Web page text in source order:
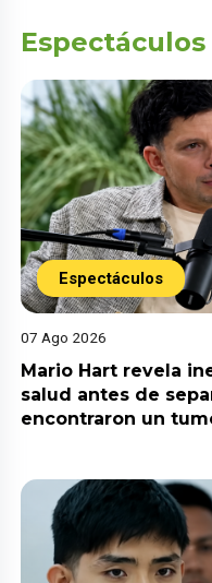
Espectáculos
Espectáculos
07 Ago 2026
Mario Hart revela
salud antes de
encontraron un